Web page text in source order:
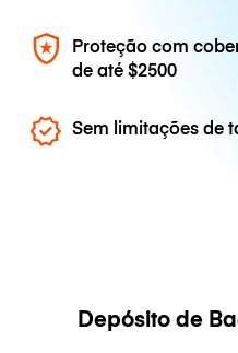
Proteção com
de até$2500
Sem limitações de
Depósito de